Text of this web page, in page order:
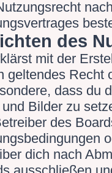
des
mit der
geltendes Recht
dass du
Bilder zu
des
dich nach